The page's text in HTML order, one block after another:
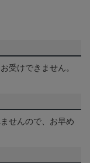
受けできません。
せんので、お早め